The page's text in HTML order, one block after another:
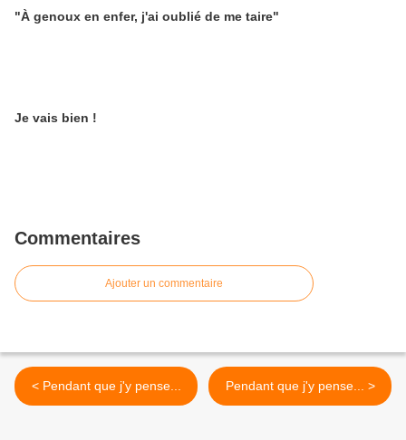
"À genoux en enfer, j'ai oublié de me taire"
Je vais bien !
Commentaires
Ajouter un commentaire
< Pendant que j'y pense... Pendant que j'y pense... >